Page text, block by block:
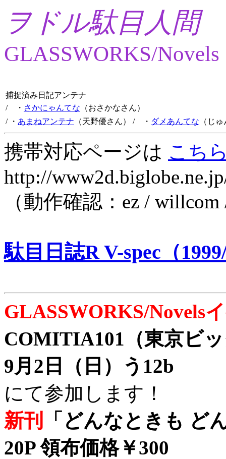
ヲドル駄目人間
GLASSWORKS/Novels
捕捉済み日記アンテナ
/ ・ さかにゃんてな （おさかなさん）
/ ・ あまねアンテナ （天野優さん） / ・ ダメあんてな （じ
携帯対応ページは こち
http://
（動作確認：ez /
駄目日誌R V-spec（
GLASSWORKS/Novels
COMITIA101（東京ビ
9月2日（日）う12b
にて参加します！
新刊
「どんなときも ど
20P 領布価格￥300